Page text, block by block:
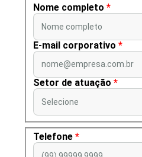
Nome completo *
Nome completo
E-mail corporativo *
nome@empresa.com.br
Setor de atuação *
Selecione
Telefone *